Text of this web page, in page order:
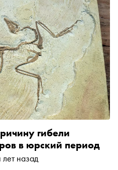
гибели
в юрский период
назад